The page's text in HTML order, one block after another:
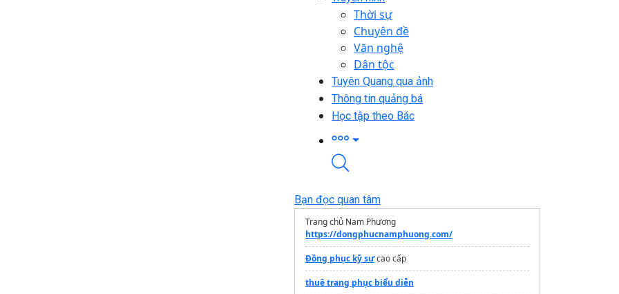
Thời sự
Chuyên đề
Văn nghệ
Dân tộc
Tuyên Quang qua ảnh
Thông tin quảng bá
Học tập theo Bác
Bạn đọc quan tâm
Trang chủ Nam Phương
https://dongphucnamphuong.com/
Đồng phục kỹ sưcao cấp
thuê trang phục biểu diễn